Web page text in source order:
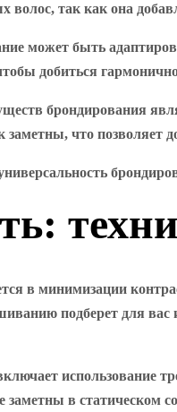
волос, так как она
может быть
добиться
брондирования
что позволяет
в минимизации
подберет для
использование
в статическом